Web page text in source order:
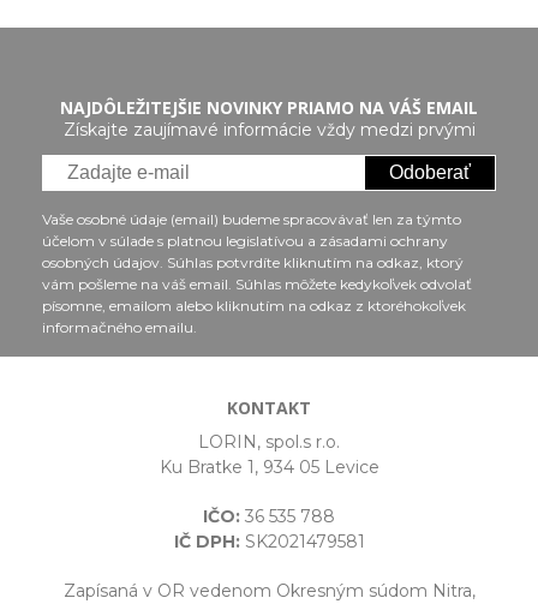
NAJDÔLEŽITEJŠIE NOVINKY PRIAMO NA VÁŠ EMAIL
Získajte zaujímavé informácie vždy medzi prvými
Odoberať
Vaše osobné údaje (email) budeme spracovávať len za týmto
účelom v súlade s platnou legislatívou a zásadami ochrany
osobných údajov. Súhlas potvrdíte kliknutím na odkaz, ktorý
vám pošleme na váš email. Súhlas môžete kedykoľvek odvolať
písomne, emailom alebo kliknutím na odkaz z ktoréhokoľvek
informačného emailu.
KONTAKT
LORIN, spol.s r.o.
Ku Bratke 1, 934 05 Levice
IČO: 36 535 788
IČ DPH:SK2021479581
Zapísaná v OR vedenom Okresným súdom Nitra,